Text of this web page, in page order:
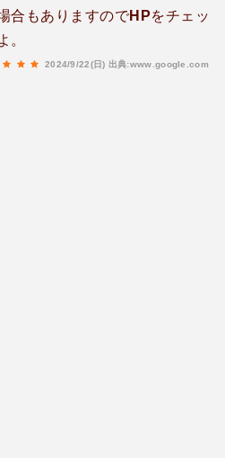
合もありますのでHPをチェッ
。
2024/9/22(日) 出典:www.google.com